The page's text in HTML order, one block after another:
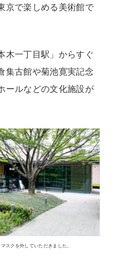
京で楽しめる美術館で
木一丁目駅」からすぐ
集古館や菊池寛実記念
ールなどの文化施設が
クを外していただきました。